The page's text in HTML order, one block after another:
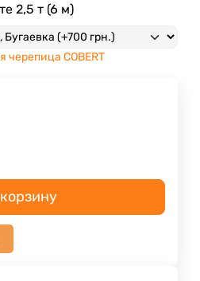
2,5 т (6 м)
черепица COBERT